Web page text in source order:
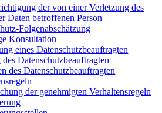
der von einer Verletzung des
Daten betroffenen Person
Folgenabschätzung
Konsultation
eines Datenschutzbeauftragten
Datenschutzbeauftragten
des Datenschutzbeauftragten
der genehmigten Verhaltensregeln